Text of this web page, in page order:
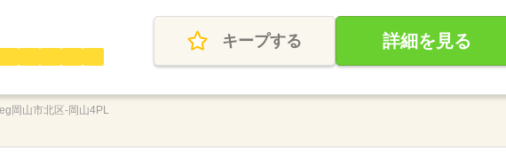
キープする 詳細を見る
岡山市北区-岡山4PL